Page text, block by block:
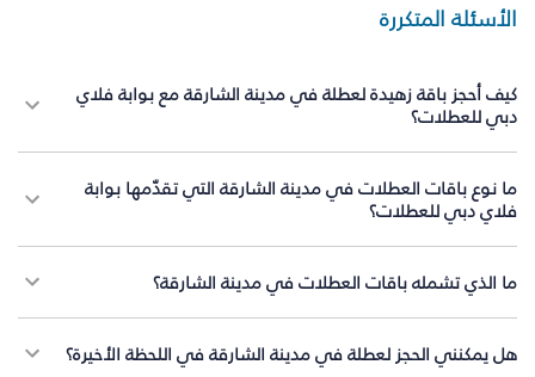
الأسئلة المتكررة
كيف أحجز باقة زهيدة لعطلة في مدينة الشارقة مع بوابة فلاي
دبي للعطلات؟
ما نوع باقات العطلات في مدينة الشارقة التي تقدّمها بوابة
فلاي دبي للعطلات؟
ما الذي تشمله باقات العطلات في مدينة الشارقة؟
هل يمكنني الحجز لعطلة في مدينة الشارقة في اللحظة الأخيرة؟